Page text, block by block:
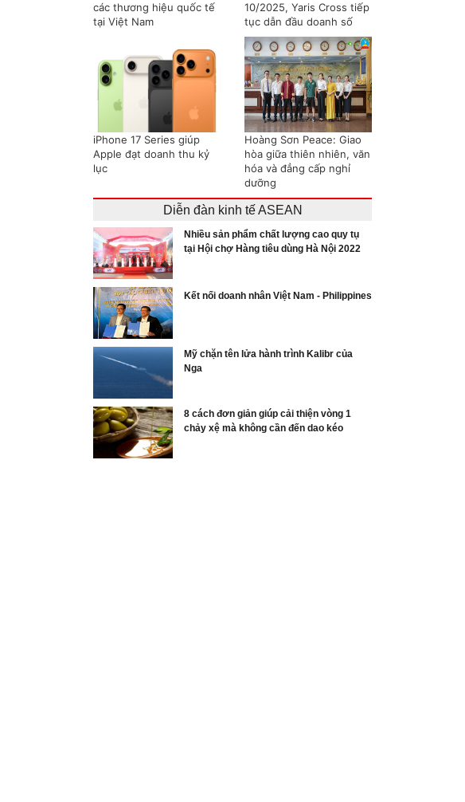
các thương hiệu quốc tế
tại Việt Nam
10/2025, Yaris Cross tiếp
tục dẫn đầu doanh số
iPhone 17 Series giúp
Apple đạt doanh thu kỷ
lục
Hoàng Sơn Peace: Giao
hòa giữa thiên nhiên, văn
hóa và đẳng cấp nghỉ
dưỡng
Diễn đàn kinh tế ASEAN
Nhiều sản phẩm chất lượng cao quy tụ
tại Hội chợ Hàng tiêu dùng Hà Nội 2022
Kết nối doanh nhân Việt Nam - Philippines
Mỹ chặn tên lửa hành trình Kalibr của
Nga
8 cách đơn giản giúp cải thiện vòng 1
chảy xệ mà không cần đến dao kéo